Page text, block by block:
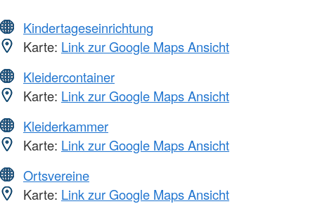
Kindertageseinrichtung
Karte: Link zur Google Maps Ansicht
Kleidercontainer
Karte: Link zur Google Maps Ansicht
Kleiderkammer
Karte: Link zur Google Maps Ansicht
Ortsvereine
Karte: Link zur Google Maps Ansicht